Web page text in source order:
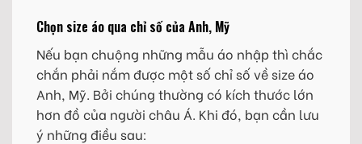
Chọn size áo qua chỉ số của Anh, Mỹ
Nếu bạn chuộng những mẫu áo nhập thì chắc
chắn phải nắm được một số chỉ số về size áo
Anh, Mỹ. Bởi chúng thường có kích thước lớn
hơn đồ của người châu Á. Khi đó, bạn cần lưu
ý những điều sau: